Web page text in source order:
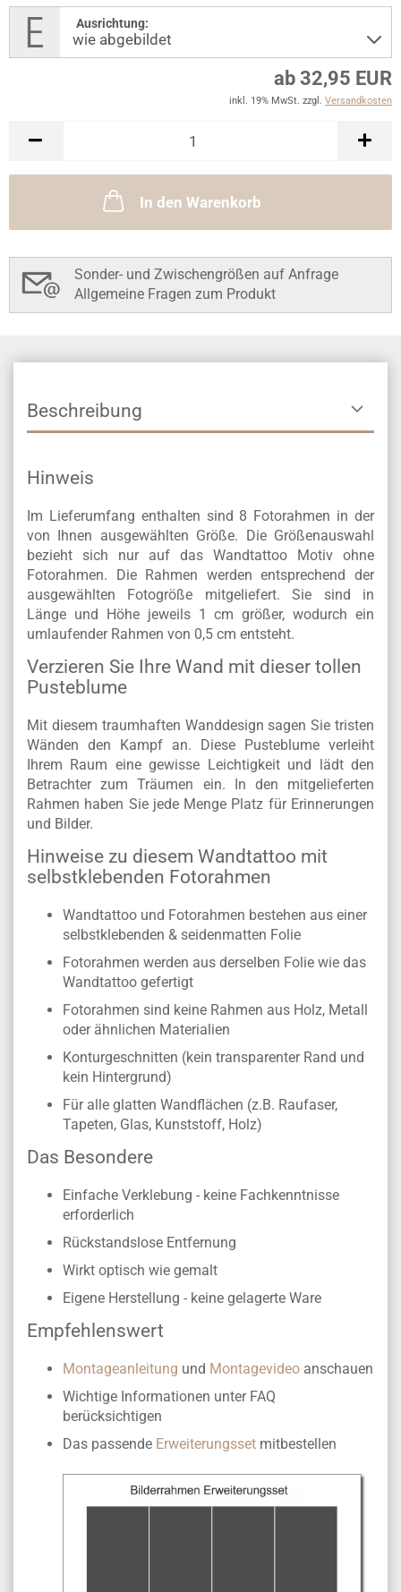
Ausrichtung:
ab 32,95 EUR
inkl. 19% MwSt. zzgl. Versandkosten
In den Warenkorb
Sonder- und Zwischengrößen auf Anfrage
Allgemeine Fragen zum Produkt
Beschreibung
Hinweis
Im Lieferumfang enthalten sind 8 Fotorahmen in der
von Ihnen ausgewählten Größe. Die Größenauswahl
bezieht sich nur auf das Wandtattoo Motiv ohne
Fotorahmen. Die Rahmen werden entsprechend der
ausgewählten Fotogröße mitgeliefert. Sie sind in
Länge und Höhe jeweils 1 cm größer, wodurch ein
umlaufender Rahmen von 0,5 cm entsteht.
Verzieren Sie Ihre Wand mit dieser tollen
Pusteblume
Mit diesem traumhaften Wanddesign sagen Sie tristen
Wänden den Kampf an. Diese Pusteblume verleiht
Ihrem Raum eine gewisse Leichtigkeit und lädt den
Betrachter zum Träumen ein. In den mitgelieferten
Rahmen haben Sie jede Menge Platz für Erinnerungen
und Bilder.
Hinweise zu diesem Wandtattoo mit
selbstklebenden Fotorahmen
Wandtattoo und Fotorahmen bestehen aus einer
selbstklebenden & seidenmatten Folie
Fotorahmen werden aus derselben Folie wie das
Wandtattoo gefertigt
Fotorahmen sind keine Rahmen aus Holz, Metall
oder ähnlichen Materialien
Konturgeschnitten (kein transparenter Rand und
kein Hintergrund)
Für alle glatten Wandflächen (z.B. Raufaser,
Tapeten, Glas, Kunststoff, Holz)
Das Besondere
Einfache Verklebung - keine Fachkenntnisse
erforderlich
Rückstandslose Entfernung
Wirkt optisch wie gemalt
Eigene Herstellung - keine gelagerte Ware
Empfehlenswert
Montageanleitung und Montagevideo anschauen
Wichtige Informationen unter FAQ
berücksichtigen
Das passende Erweiterungsset mitbestellen